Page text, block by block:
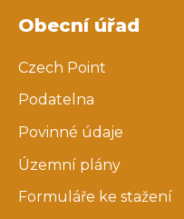
Obecní úřad
Czech Point
Podatelna
Povinné údaje
Územní plány
Formuláře ke stažení